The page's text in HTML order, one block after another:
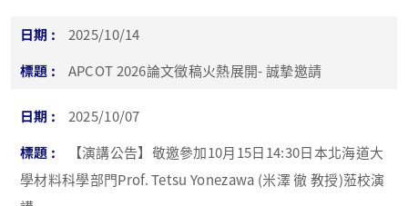
2025/10/14
APCOT 2026論文徵稿火熱展開- 誠摯邀請
2025/10/07
【演講公告】敬邀參加10月15日14:30日本北海道大
學材料科學部門Prof. Tetsu Yonezawa (米澤 徹 教授)蒞校演